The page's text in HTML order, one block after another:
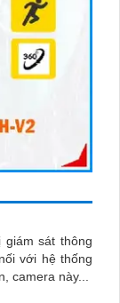
giám sát thông
với hệ thống
camera này...